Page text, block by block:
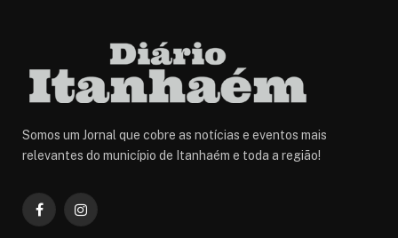
Somos um Jornal que cobre as notícias e eventos mais
relevantes do município de Itanhaém e toda a região!
FacebookInstagram